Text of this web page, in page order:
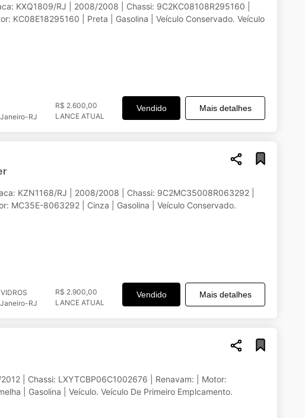
KXQ1809/RJ | 2008/2008 | Chassi: 9C2KC08108R295160 |
| Preta | Gasolina | Veículo Conservado. Veículo
RJ
R$ 2.600,00
LANCE ATUAL
Vendido Mais detalhes
KZN1168/RJ | 2008/2008 | Chassi: 9C2MC35008R063292 |
MC35E-8063292 | Cinza | Gasolina | Veículo Conservado.
RJ
R$ 2.900,00
LANCE ATUAL
Vendido Mais detalhes
| Chassi: LXYTCBP06C1002676 | Renavam: | Motor:
| Gasolina | Veículo. Veículo De Primeiro Emplcamento.